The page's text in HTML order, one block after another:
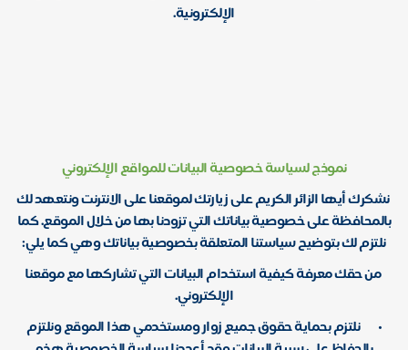
الإلكترونية.
نموذج لسياسة خصوصية البيانات للمواقع الإلكتروني
نشكرك أيها الزائر الكريم على زيارتك لموقعنا على الانترنت ونتعهد لك
بالمحافظة على خصوصية بياناتك التي تزودنا بها من خلال الموقع. كما
نلتزم لك بتوضيح سياستنا المتعلقة بخصوصية بياناتك وهي كما يلي:
من حقك معرفة كيفية استخدام البيانات التي تشاركها مع موقعنا
الإلكتروني.
نلتزم بحماية حقوق جميع زوار ومستخدمي هذا الموقع ونلتزم